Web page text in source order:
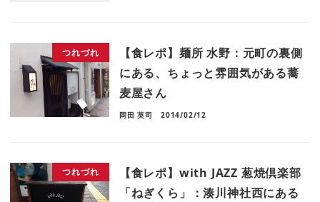
つれづれ
【食レポ】麺所 水野：元町の裏側
にある、ちょっと雰囲気がある蕎
麦屋さん
岡田 英司 2014/02/12
つれづれ
【食レポ】with JAZZ 葱焼倶楽部
「ねぎくら」：湊川神社西にある